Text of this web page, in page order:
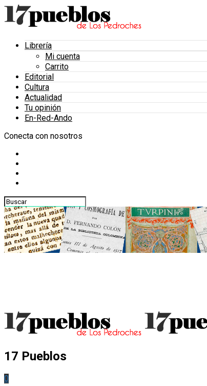
Librería
Mi cuenta
Carrito
Editorial
Cultura
Actualidad
Tu opinión
En-Red-Ando
Conecta con nosotros
17 Pueblos
0